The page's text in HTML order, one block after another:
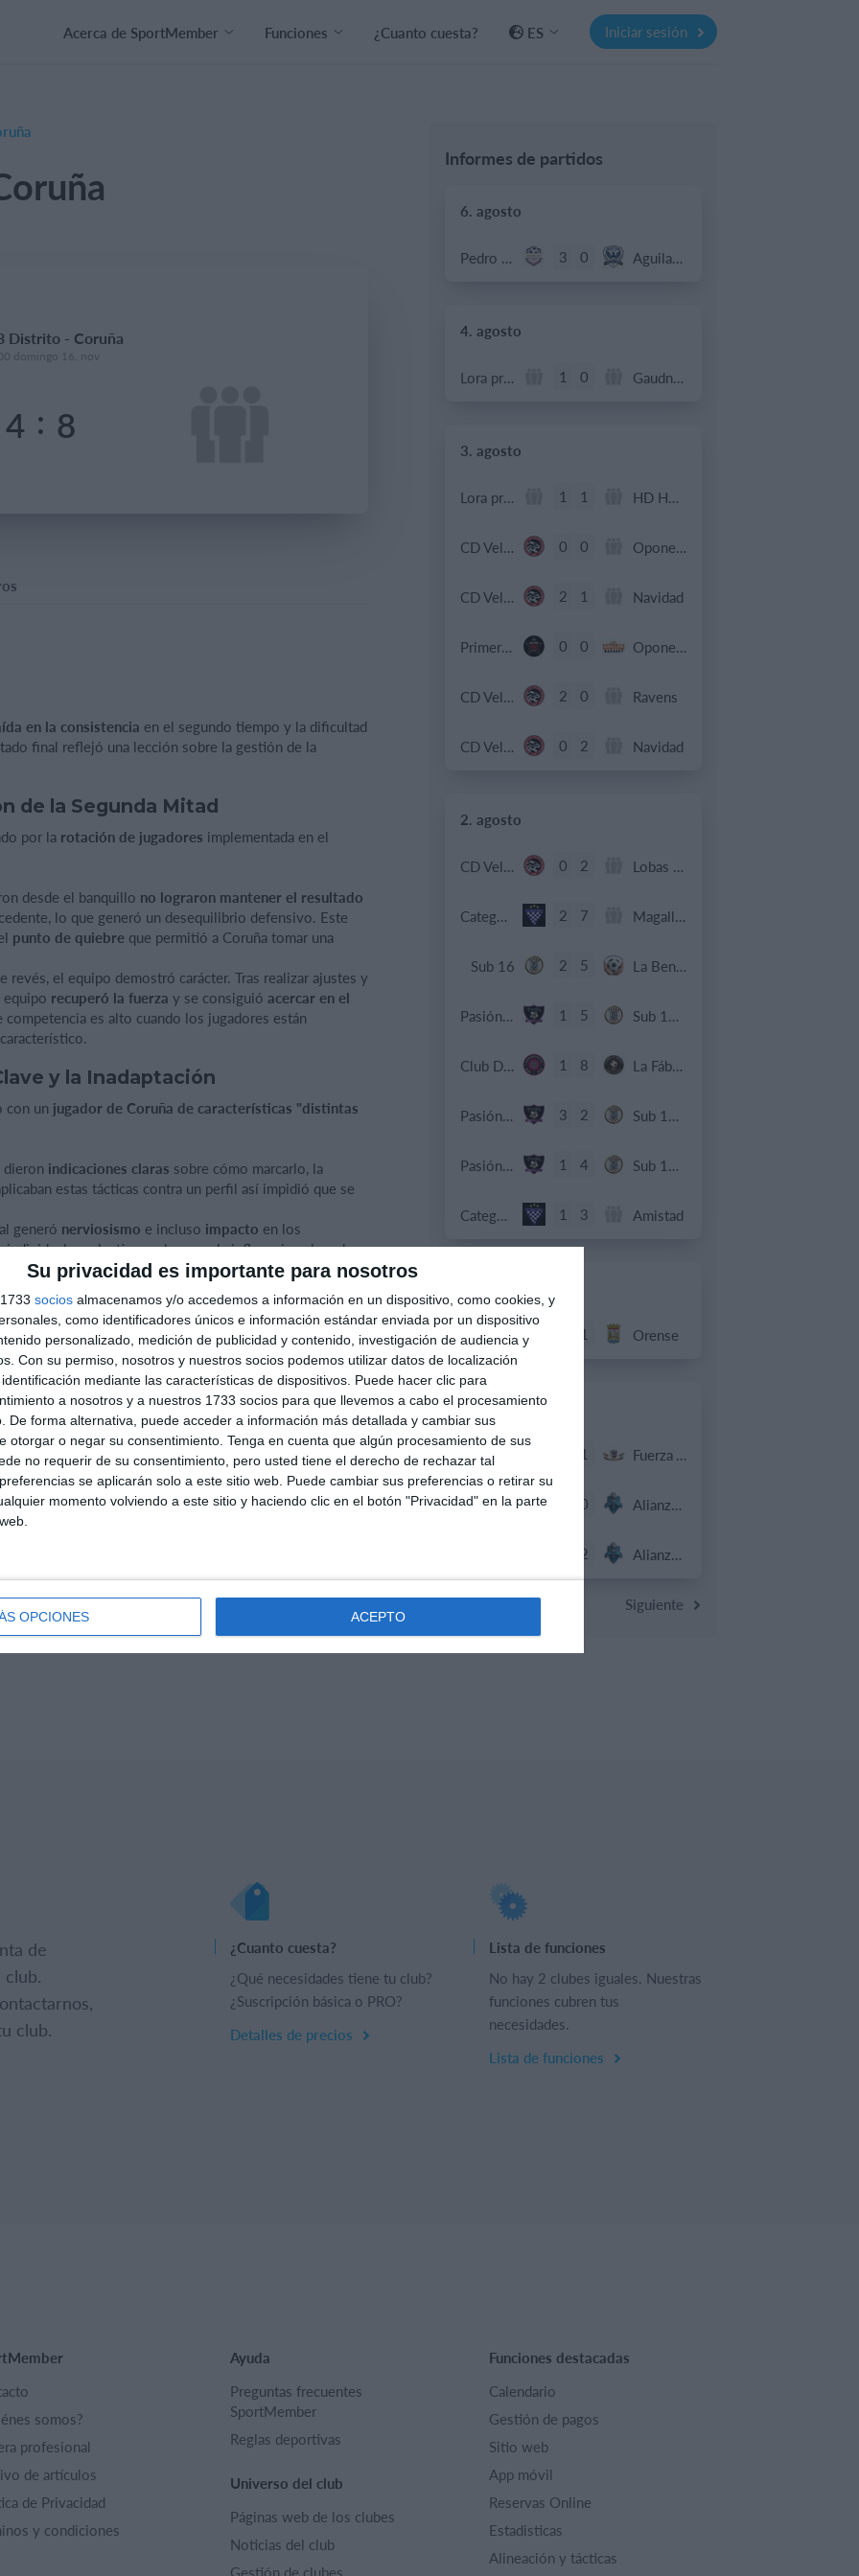
Su privacidad es importante para nosotros
socios almacenamos y/o accedemos a información en un dispositivo, como cookies, y
como identificadores únicos e información estándar enviada por un dispositivo
personalizado, medición de publicidad y contenido, investigación de audiencia y
Con su permiso, nosotros y nuestros socios podemos utilizar datos de localización
mediante las características de dispositivos. Puede hacer clic para
a nosotros y a nuestros 1733 socios para que llevemos a cabo el procesamiento
De forma alternativa, puede acceder a información más detallada y cambiar sus
otorgar o negar su consentimiento. Tenga en cuenta que algún procesamiento de sus
no requerir de su consentimiento, pero usted tiene el derecho de rechazar tal
se aplicarán solo a este sitio web. Puede cambiar sus preferencias o retirar su
momento volviendo a este sitio y haciendo clic en el botón "Privacidad" en la parte
OPCIONES ACEPTO
Acerca de SportMember Funciones ¿Cuanto cuesta? ES Iniciar sesión
Distrito - Coruña
domingo 16. nov
4 : 8
en la consistencia en el segundo tiempo y la dificultad
final reflejó una lección sobre la gestión de la
de la Segunda Mitad
por la rotación de jugadores implementada en el
desde el banquillo no lograron mantener el resultado
lo que generó un desequilibrio defensivo. Este
punto de quiebre que permitió a Coruña tomar una
revés, el equipo demostró carácter. Tras realizar ajustes y
recuperó la fuerza y se consiguió acercar en el
es alto cuando los jugadores están
y la Inadaptación
con un jugador de Coruña de características "distintas
dieron indicaciones claras sobre cómo marcarlo, la
estas tácticas contra un perfil así impidió que se
generó nerviosismo e incluso impacto en los
y colectivo en la zona de influencia sobre el
lección en el proceso de crecimiento del equipo:
larespuesta y el rendimiento de los jugadores de
el nivel y no comprometan el resultado.
para anular al jugador principal de Coruña es una señal
específicopara enfrentar talentos individuales y
para aislarse del impacto que genera un rival destacado.
tanto en la rotación como en el marcaje
como parte de unproceso de aprendizaje y adaptación
Informes de partidos
6. agosto
Pedro Pe 3 0 Aguilas Boston College
4. agosto
Lora prueba 1 0 Gaudndaj
3. agosto
Lora prueba 1 1 HD HD d
CD Velmax Damas TC 0 0 Oponente
CD Velmax Damas TC 2 1 Navidad
Primera División 0 0 Oponente
CD Velmax Damas TC 2 0 Ravens
CD Velmax Damas TC 0 2 Navidad
2. agosto
CD Velmax Damas TC 0 2 Lobas de Montemar
Categoria C17 2 7 Magallanes fc
Sub 16 2 5 La Bendición de Dios
Pasión Futsal 1 5 Sub 15 (Distrito)
Club Deportivo Santa Rosa 1 8 La Fábrica de Chocolate
Pasión Futsal 3 2 Sub 12 Avanzado
Pasión Futsal 1 4 Sub 10 Avanzado
Categoria Primera 1 3 Amistad
Sub 10 Avanzado 1 Orense
31. julio
1 Fuerza Vinotinto
Sub 16 0 Alianza Miranda FC
2 Alianza Miranda FC
Siguiente
de
club.
¿Cuanto cuesta?
¿Qué necesidades tiene tu club?
¿Suscripción básica o PRO?
Detalles de precios
Lista de funciones
No hay 2 clubes iguales. Nuestras
funciones cubren tus
necesidades.
Lista de funciones
somos?
profesional
de artículos
de Privacidad
y condiciones
Ayuda
Preguntas frecuentes
SportMember
Reglas deportivas
Universo del club
Páginas web de los clubes
Noticias del club
Gestión de clubes
Funciones destacadas
Calendario
Gestión de pagos
Sitio web
App móvil
Reservas Online
Estadisticas
Alineación y tácticas